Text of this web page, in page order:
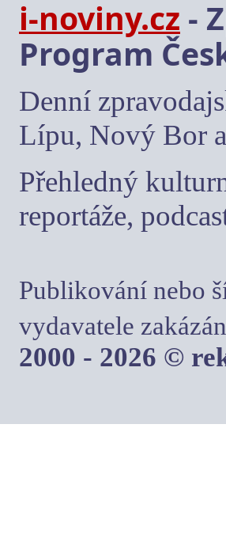
i-noviny.cz -
Program
Denní
Lípu, Nový Bor
Přehledný
reportáže,
Publikování nebo
vydavatele
2000 - 2026 ©